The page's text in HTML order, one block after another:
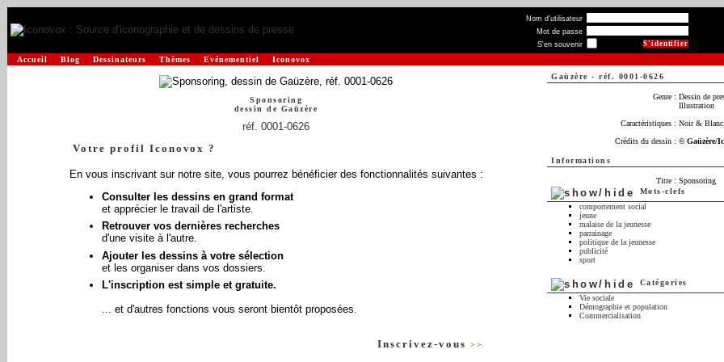
Nom d'utilisateur
Mot de passe
S'en souvenir
Accueil Blog Dessinateurs Thèmes Evénementiel Iconovox
Sponsoring
dessin de Gaüzère
réf. 0001-0626
Votre profil Iconovox ?
En vous inscrivant sur notre site, vous pourrez bénéficier des fonctionnalités suivantes :
Consulter les dessins en grand format
et apprécier le travail de l'artiste.
Retrouver vos dernières recherches
d'une visite à l'autre.
Ajouter les dessins à votre sélection
et les organiser dans vos dossiers.
L'inscription est simple et gratuite.
... et d'autres fonctions vous seront bientôt proposées.
Inscrivez-vous >>
Gaüzère - réf. 0001-0626
Genre : Dessin de
Illustration
Caractéristiques : Noir &
Crédits du dessin : © Gaüzère/
Informations
Titre : Sponsoring
Mots-clefs
comportement social
jeune
malaise de la jeunesse
parrainage
politique de la jeunesse
publicité
sport
Catégories
Vie sociale
Démographie et population
Commercialisation